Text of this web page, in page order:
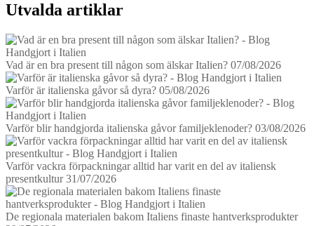
Utvalda artiklar
Vad är en bra present till någon som älskar Italien? 07/08/2026
Varför är italienska gåvor så dyra? 05/08/2026
Varför blir handgjorda italienska gåvor familjeklenoder? 03/08/2026
Varför vackra förpackningar alltid har varit en del av italiensk
presentkultur 31/07/2026
De regionala materialen bakom Italiens finaste hantverksprodukter